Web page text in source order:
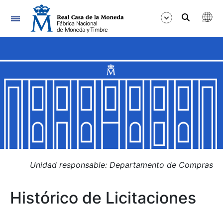
Navegación
Mostrar/Ocultar
Mostrar/Ocultar
Mostrar/Ocultar
Mostrar/Ocultar
Unidad responsable: Departamento de Compras
Histórico de Licitaciones